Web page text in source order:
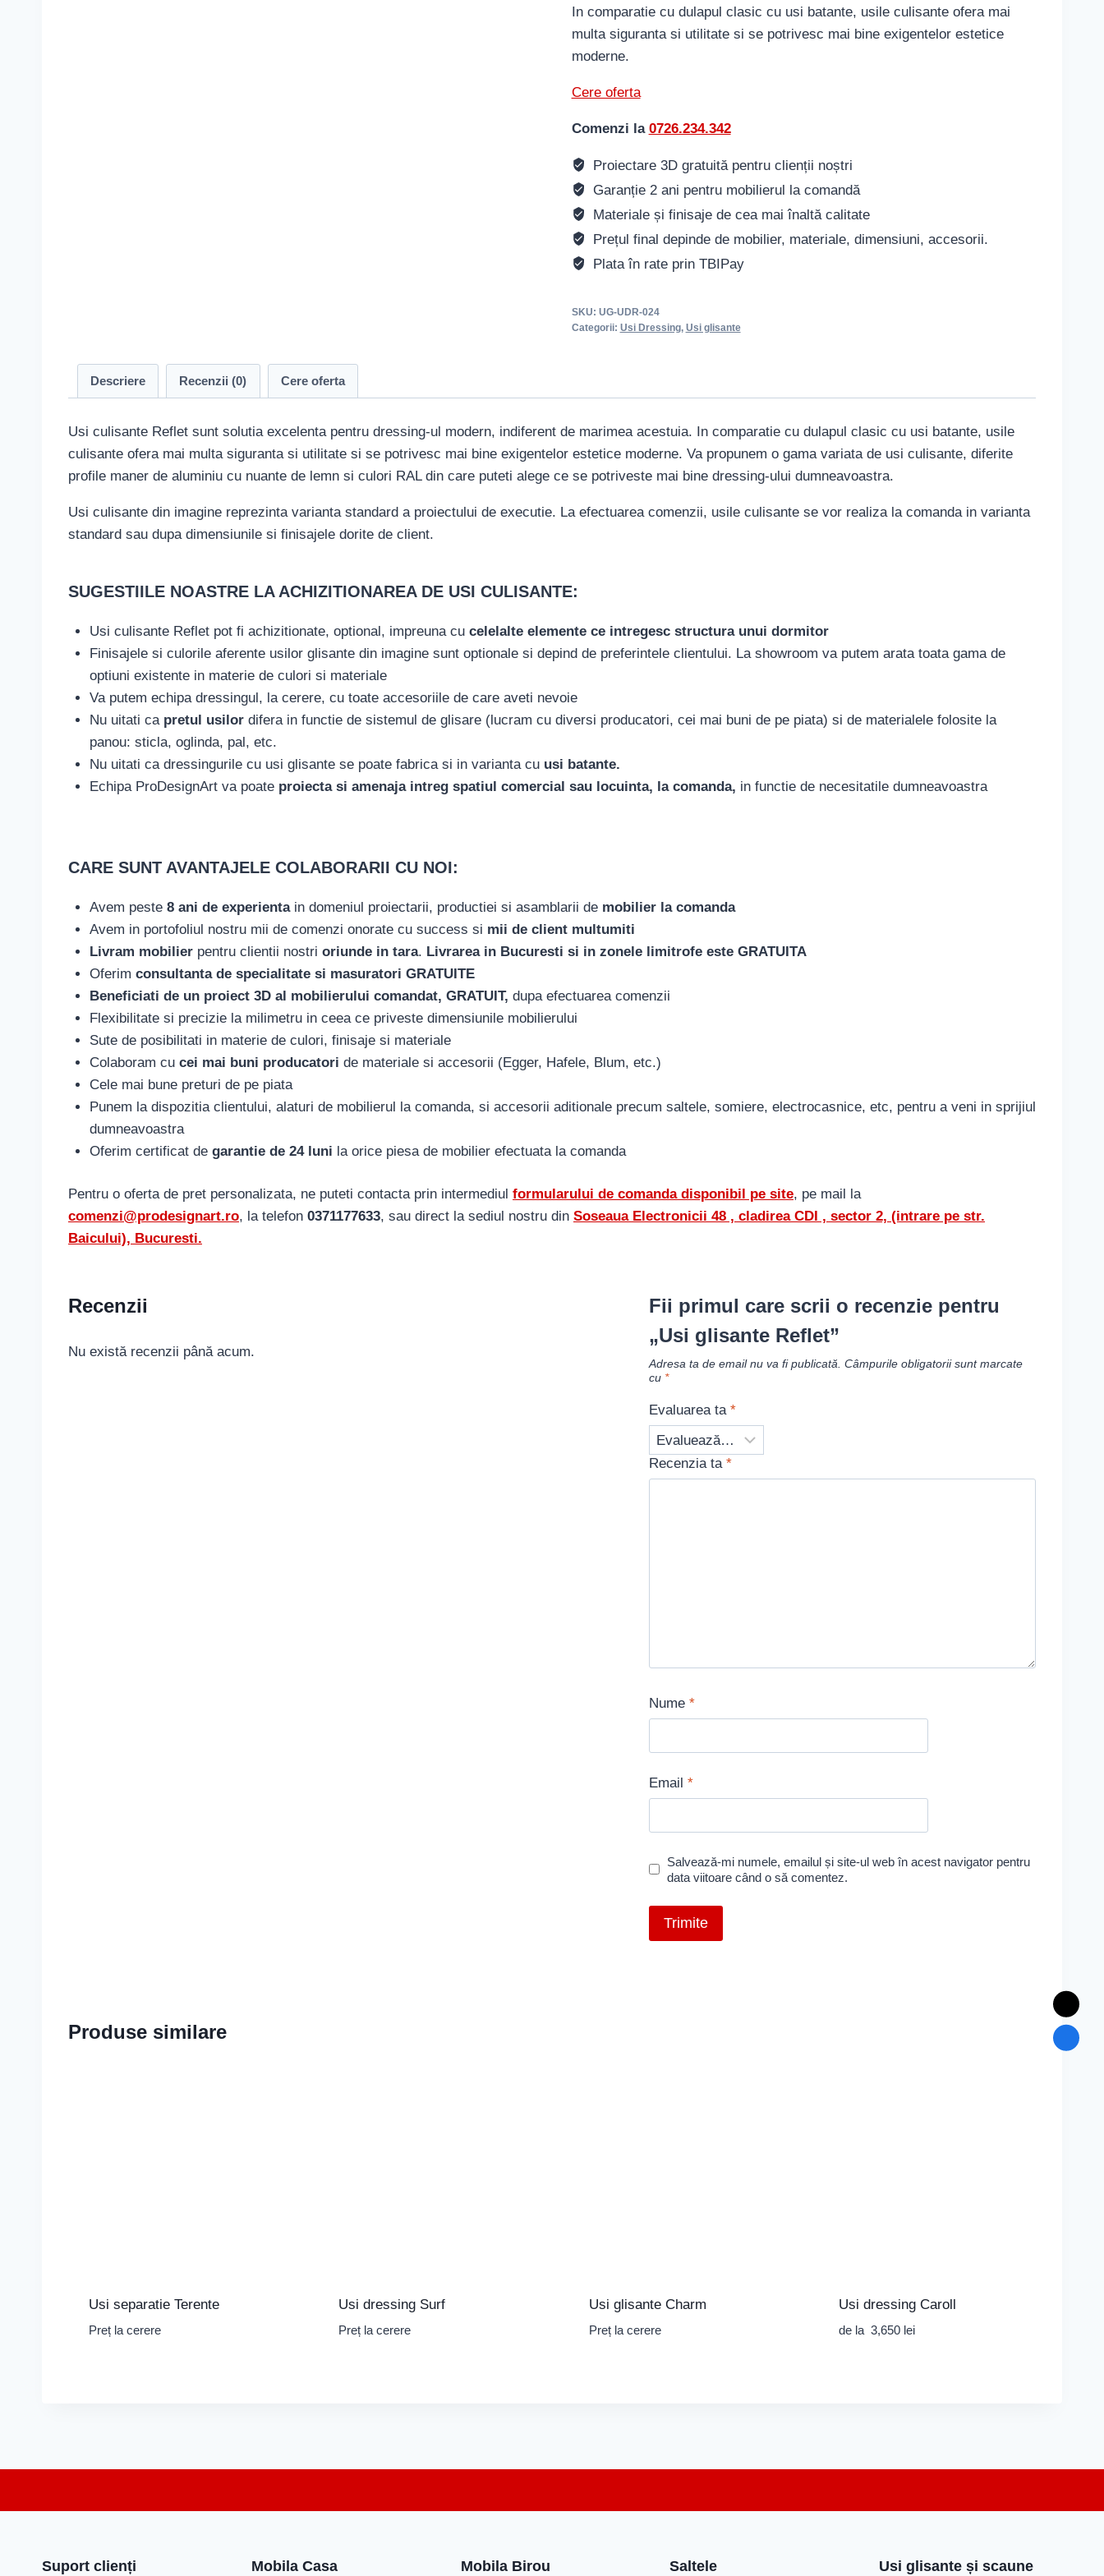
In comparatie cu dulapul clasic cu usi batante, usile culisante ofera mai
multa siguranta si utilitate si se potrivesc mai bine exigentelor estetice
moderne.
Cere oferta
Comenzi la 0726.234.342
Proiectare 3D gratuită pentru clienții noștri
Garanție 2 ani pentru mobilierul la comandă
Materiale și finisaje de cea mai înaltă calitate
Prețul final depinde de mobilier, materiale, dimensiuni, accesorii.
Plata în rate prin TBIPay
SKU: UG-UDR-024
Categorii: Usi Dressing, Usi glisante
Descriere Recenzii (0) Cere oferta
Usi culisante Reflet sunt solutia excelenta pentru dressing-ul modern, indiferent de marimea acestuia. In comparatie cu dulapul clasic cu usi batante, usile
culisante ofera mai multa siguranta si utilitate si se potrivesc mai bine exigentelor estetice moderne. Va propunem o gama variata de usi culisante, diferite
profile maner de aluminiu cu nuante de lemn si culori RAL din care puteti alege ce se potriveste mai bine dressing-ului dumneavoastra.
Usi culisante din imagine reprezinta varianta standard a proiectului de executie. La efectuarea comenzii, usile culisante se vor realiza la comanda in varianta
standard sau dupa dimensiunile si finisajele dorite de client.
SUGESTIILE NOASTRE LA ACHIZITIONAREA DE USI CULISANTE:
Usi culisante Reflet pot fi achizitionate, optional, impreuna cu celelalte elemente ce intregesc structura unui dormitor
Finisajele si culorile aferente usilor glisante din imagine sunt optionale si depind de preferintele clientului. La showroom va putem arata toata gama de
optiuni existente in materie de culori si materiale
Va putem echipa dressingul, la cerere, cu toate accesoriile de care aveti nevoie
Nu uitati ca pretul usilordifera in functie de sistemul de glisare (lucram cu diversi producatori, cei mai buni de pe piata) si de materialele folosite la
panou: sticla, oglinda, pal, etc.
Nu uitati ca dressingurile cu usi glisante se poate fabrica si in varianta cuusi batante.
Echipa ProDesignArt va poate proiecta si amenaja intreg spatiul comercial sau locuinta, la comanda, in functie de necesitatile dumneavoastra
CARE SUNT AVANTAJELE COLABORARII CU NOI:
Avem peste 8 ani de experientain domeniul proiectarii, productiei si asamblarii de mobilier la comanda
Avem in portofoliul nostru mii de comenzi onorate cu success si mii de client multumiti
Livram mobilierpentru clientii nostri oriunde in tara. Livrarea in Bucuresti si in zonele limitrofe este GRATUITA
Oferim consultanta de specialitate si masuratori GRATUITE
Beneficiati de un proiect 3D al mobilierului comandat, GRATUIT, dupa efectuarea comenzii
Flexibilitate si precizie la milimetru in ceea ce priveste dimensiunile mobilierului
Sute de posibilitati in materie de culori, finisaje si materiale
Colaboram cucei mai buni producatori de materiale si accesorii (Egger, Hafele, Blum, etc.)
Cele mai bune preturi de pe piata
Punem la dispozitia clientului, alaturi de mobilierul la comanda, si accesorii aditionale precum saltele, somiere, electrocasnice, etc, pentru a veni in sprijiul
dumneavoastra
Oferim certificat de garantie de 24 luni la orice piesa de mobilier efectuata la comanda
Pentru o oferta de pret personalizata, ne puteti contacta prin intermediul formularului de comanda disponibil pe site, pe mail la
comenzi@prodesignart.ro, la telefon 0371177633, sau direct la sediul nostru din Soseaua Electronicii 48 , cladirea CDI , sector 2, (intrare pe str.
Baicului), Bucuresti.
Recenzii
Nu există recenzii până acum.
Fii primul care scrii o recenzie pentru
„Usi glisante Reflet”
Adresa ta de email nu va fi publicată. Câmpurile obligatorii sunt marcate
cu *
Evaluarea ta *
Recenzia ta *
Nume *
Email *
Salvează-mi numele, emailul și site-ul web în acest navigator pentru
data viitoare când o să comentez.
Produse similare
Usi separatie Terente
Preț la cerere
Usi dressing Surf
Preț la cerere
Usi glisante Charm
Preț la cerere
Usi dressing Caroll
de la 3,650 lei
Suport clienți Mobila Casa Mobila Birou Saltele Usi glisante și scaune